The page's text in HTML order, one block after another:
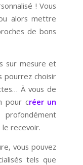
! Vous
alors mettre
de bons
sur mesure et
pourrez choisir
À vous de
pour créer un
le recevoir.
vous pouvez
tels que